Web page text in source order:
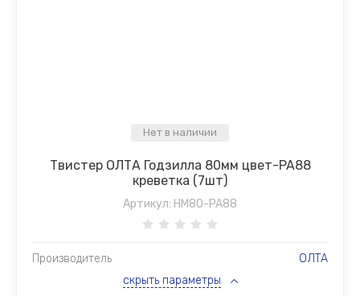
Нет в наличии
Твистер ОЛТА Годзилла 80мм цвет-PA88
креветка (7шт)
Артикул: HM80-PA88
Производитель
ОЛТА
скрыть параметры